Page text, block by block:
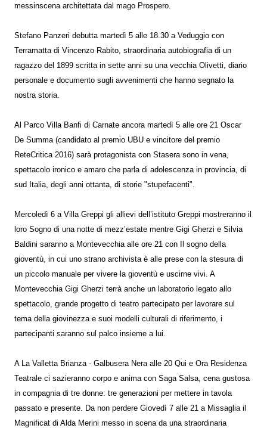
messinscena architettata dal mago Prospero.
Stefano Panzeri debutta martedì 5 alle 18.30 a Veduggio con
Terramatta di Vincenzo Rabito, straordinaria autobiografia di un
ragazzo del 1899 scritta in sette anni su una vecchia Olivetti, diario
personale e documento sugli avvenimenti che hanno segnato la
nostra storia.
Al Parco Villa Banfi di Carnate ancora martedì 5 alle ore 21 Oscar
De Summa (candidato al premio UBU e vincitore del premio
ReteCritica 2016) sarà protagonista con Stasera sono in vena,
spettacolo ironico e amaro che parla di adolescenza in provincia, di
sud Italia, degli anni ottanta, di storie "stupefacenti".
Mercoledì 6 a Villa Greppi gli allievi dell’istituto Greppi mostreranno il
loro Sogno di una notte di mezz’estate mentre Gigi Gherzi e Silvia
Baldini saranno a Montevecchia alle ore 21 con Il sogno della
gioventù, in cui uno strano archivista è alle prese con la stesura di
un piccolo manuale per vivere la gioventù e uscirne vivi. A
Montevecchia Gigi Gherzi terrà anche un laboratorio legato allo
spettacolo, grande progetto di teatro partecipato per lavorare sul
tema della giovinezza e suoi modelli culturali di riferimento, i
partecipanti saranno sul palco insieme a lui.
A La Valletta Brianza - Galbusera Nera alle 20 Qui e Ora Residenza
Teatrale ci sazieranno corpo e anima con Saga Salsa, cena gustosa
in compagnia di tre donne: tre generazioni per mettere in tavola
passato e presente. Da non perdere Giovedì 7 alle 21 a Missaglia il
Magnificat di Alda Merini messo in scena da una straordinaria